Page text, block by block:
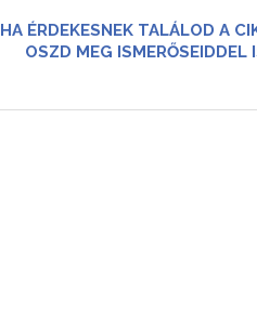
HA ÉRDEKESNEK TALÁLOD A
OSZD MEG ISMERŐSEIDDEL